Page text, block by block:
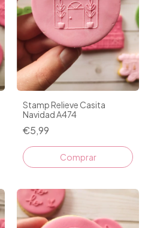
Stamp Relieve Casita
Navidad A474
€5,99